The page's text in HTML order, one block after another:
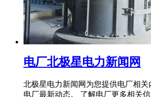
电厂北极星电力新闻网
北极星电力新闻网为您提供电厂相
电厂最新动态。 了解电厂更多相关